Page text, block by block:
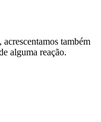
também
alguma reação.